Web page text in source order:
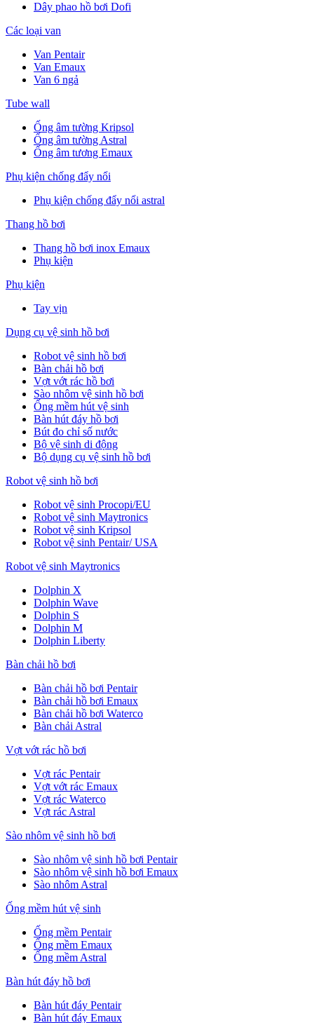
Dây phao hồ bơi Dofi
Các loại van
Van Pentair
Van Emaux
Van 6 ngả
Tube wall
Ống âm tường Kripsol
Ống âm tường Astral
Ống âm tương Emaux
Phụ kiện chống đẩy nổi
Phụ kiện chống đẩy nổi astral
Thang hồ bơi
Thang hồ bơi inox Emaux
Phụ kiện
Phụ kiện
Tay vịn
Dụng cụ vệ sinh hồ bơi
Robot vệ sinh hồ bơi
Bàn chải hồ bơi
Vợt vớt rác hồ bơi
Sào nhôm vệ sinh hồ bơi
Ống mềm hút vệ sinh
Bàn hút đáy hồ bơi
Bút đo chỉ số nước
Bộ vệ sinh di động
Bộ dụng cụ vệ sinh hồ bơi
Robot vệ sinh hồ bơi
Robot vệ sinh Procopi/EU
Robot vệ sinh Maytronics
Robot vệ sinh Kripsol
Robot vệ sinh Pentair/ USA
Robot vệ sinh Maytronics
Dolphin X
Dolphin Wave
Dolphin S
Dolphin M
Dolphin Liberty
Bàn chải hồ bơi
Bàn chải hồ bơi Pentair
Bàn chải hồ bơi Emaux
Bàn chải hồ bơi Waterco
Bàn chải Astral
Vợt vớt rác hồ bơi
Vợt rác Pentair
Vợt vớt rác Emaux
Vợt rác Waterco
Vợt rác Astral
Sào nhôm vệ sinh hồ bơi
Sào nhôm vệ sinh hồ bơi Pentair
Sào nhôm vệ sinh hồ bơi Emaux
Sào nhôm Astral
Ống mềm hút vệ sinh
Ống mềm Pentair
Ống mềm Emaux
Ống mềm Astral
Bàn hút đáy hồ bơi
Bàn hút đáy Pentair
Bàn hút đáy Emaux